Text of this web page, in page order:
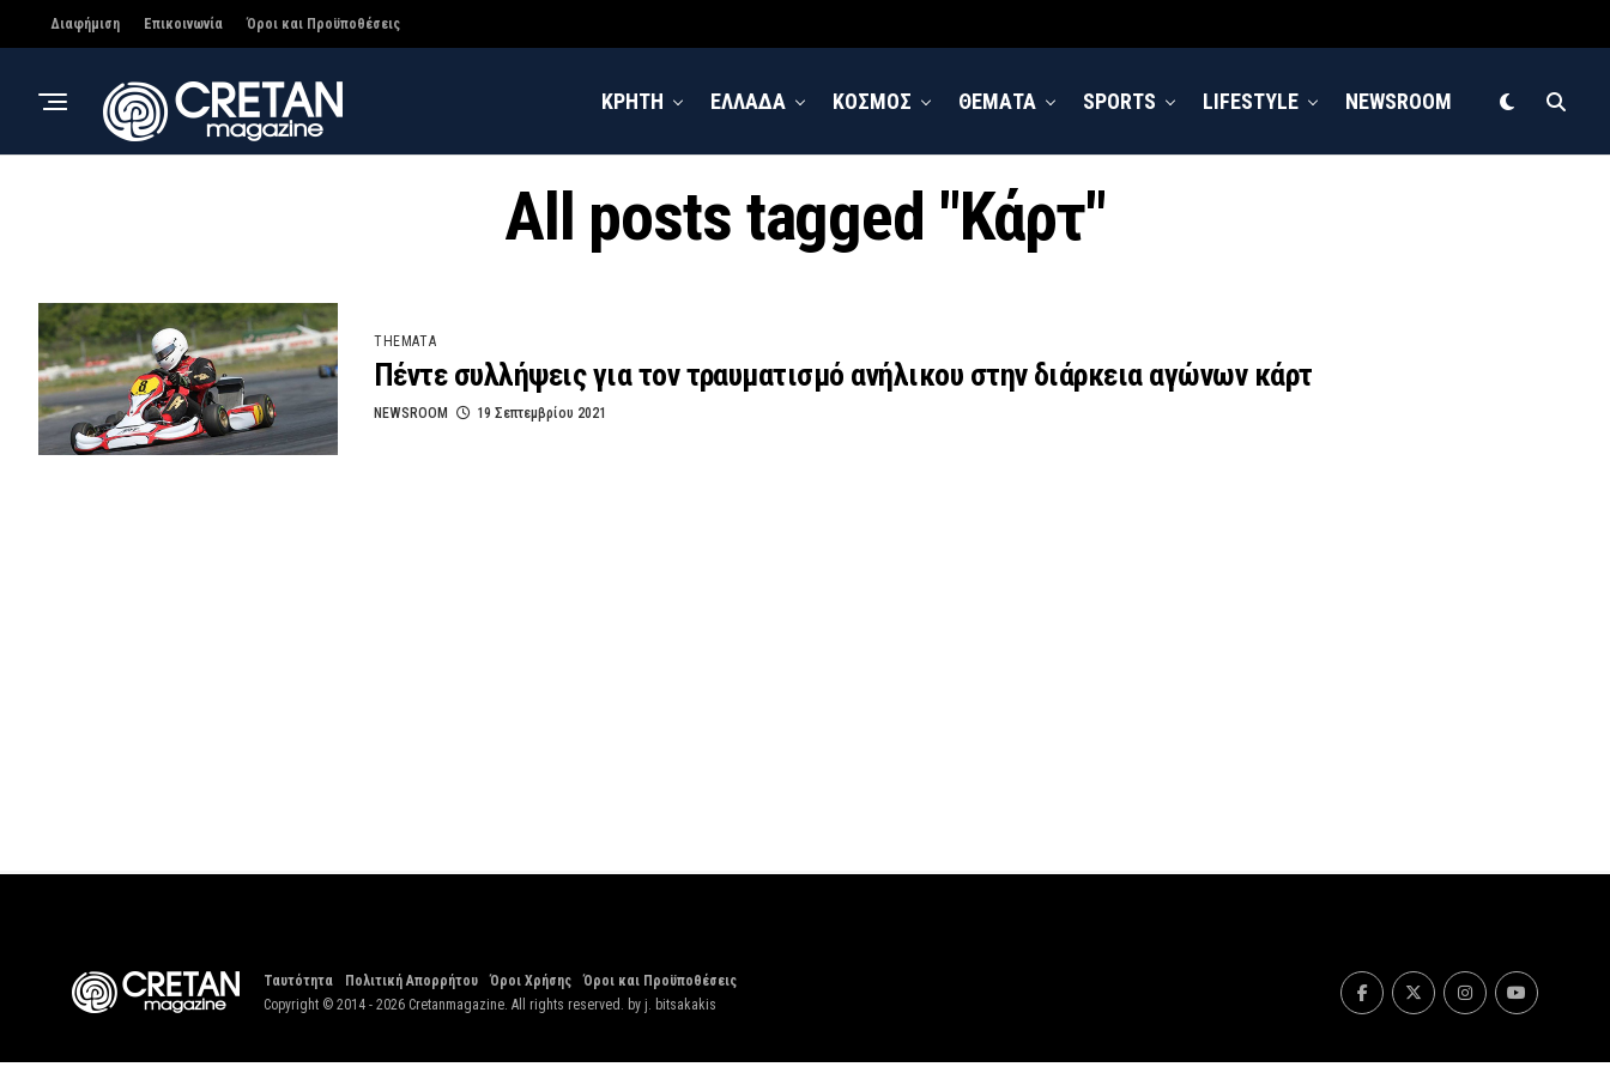
Διαφήμιση Επικοινωνία Όροι και Προϋποθέσεις
ΚΡΗΤΗ ΕΛΛΑΔΑ ΚΟΣΜΟΣ ΘΕΜΑΤΑ SPORTS LIFESTYLE NEWSROOM
All posts tagged "Κάρτ"
THEMATA
Πέντε συλλήψεις για τον τραυματισμό ανήλικου στην διάρκεια αγώνων κάρτ
NEWSROOM 19 Σεπτεμβρίου 2021
Ταυτότητα Πολιτική Απορρήτου Όροι Χρήσης
Όροι και Προϋποθέσεις
Copyright © 2014 - 2026 Cretanmagazine. All rights reserved. by j. bitsakakis